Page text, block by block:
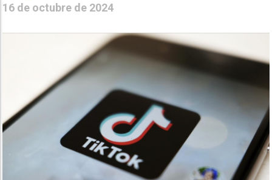
16 de octubre de 2024